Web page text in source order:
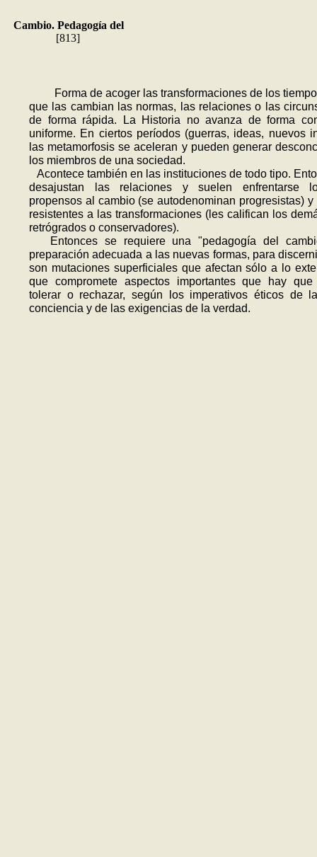
Cambio. Pedagogía del
[813]
Forma de acoger las transformaciones de los
que las cambian las normas, las relaciones o las
de forma rápida. La Historia no avanza de forma
uniforme. En ciertos períodos (guerras, ideas, nuevos
las metamorfosis se acele­ran y pueden generar
los miembros de una sociedad.
Acontece también en las instituciones de todo tipo.
desajustan las relaciones y suelen enfrentar­se
propensos al cambio (se autodenominan progresistas) y
resistentes a las transformaciones (les califican los
retrógrados o con­ser­vadores).
Entonces se requiere una "pedagogía del
preparación adecuada a las nuevas formas, para
son mutaciones superficiales que afec­tan sólo a lo
que compromete aspectos importantes que hay que
tolerar o rechazar, según los imperativos éticos de
conciencia y de las exigencias de la verdad.